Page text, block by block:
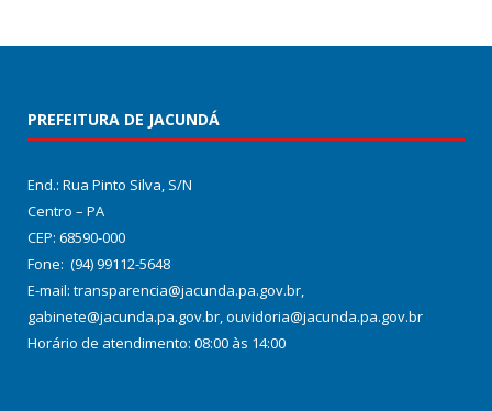
PREFEITURA DE JACUNDÁ
End.: Rua Pinto Silva, S/N
Centro – PA
CEP: 68590-000
Fone: (94) 99112-5648
E-mail: transparencia@jacunda.pa.gov.br,
gabinete@jacunda.pa.gov.br, ouvidoria@jacunda.pa.gov.br
Horário de atendimento: 08:00 às 14:00